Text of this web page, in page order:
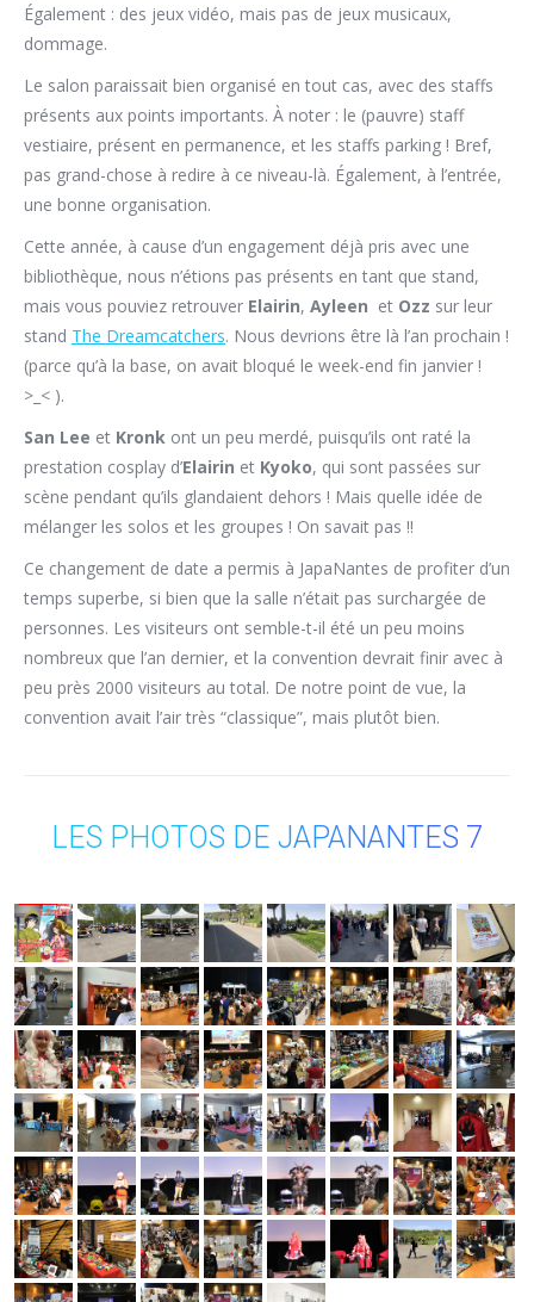
Également : des jeux vidéo, mais pas de jeux musicaux,
dommage.
Le salon paraissait bien organisé en tout cas, avec des staffs
présents aux points importants. À noter : le (pauvre) staff
vestiaire, présent en permanence, et les staffs parking ! Bref,
pas grand-chose à redire à ce niveau-là. Également, à l’entrée,
une bonne organisation.
Cette année, à cause d’un engagement déjà pris avec une
bibliothèque, nous n’étions pas présents en tant que stand,
mais vous pouviez retrouver Elairin, Ayleen et Ozz sur leur
stand The Dreamcatchers. Nous devrions être là l’an prochain !
(parce qu’à la base, on avait bloqué le week-end fin janvier !
>_< ).
San Lee et Kronk ont un peu merdé, puisqu’ils ont raté la
prestation cosplay d’Elairin et Kyoko, qui sont passées sur
scène pendant qu’ils glandaient dehors ! Mais quelle idée de
mélanger les solos et les groupes ! On savait pas !!
Ce changement de date a permis à JapaNantes de profiter d’un
temps superbe, si bien que la salle n’était pas surchargée de
personnes. Les visiteurs ont semble-t-il été un peu moins
nombreux que l’an dernier, et la convention devrait finir avec à
peu près 2000 visiteurs au total. De notre point de vue, la
convention avait l’air très “classique”, mais plutôt bien.
LES PHOTOS DE JAPANANTES 7